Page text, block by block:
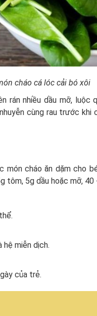
cháo cá lóc cải bó xôi
rán nhiều dầu mỡ, luộc
cùng rau trước khi
cháo ăn dặm cho
tôm, 5g dầu hoặc mỡ, 40
miễn dịch.
của trẻ.